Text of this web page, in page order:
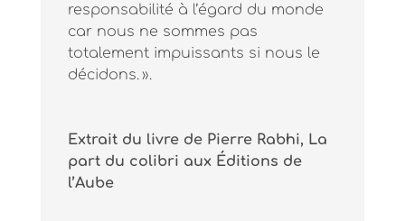
responsabilité à l’égard du monde
car nous ne sommes pas
totalement impuissants si nous le
décidons. ».
Extrait du livre de Pierre Rabhi, La
part du colibri aux Éditions de
l’Aube